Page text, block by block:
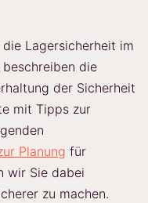
Lagersicherheit im
die
der Sicherheit
mit Tipps zur
Planung für
wir Sie dabei
zu machen.